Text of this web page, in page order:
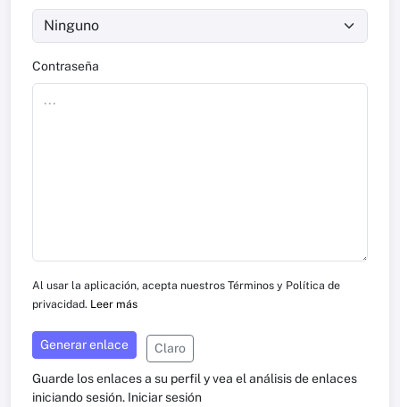
Contraseña
Al usar la aplicación, acepta nuestros Términos y Política de
privacidad. Leer más
Generar enlace Claro
Guarde los enlaces a su perfil y vea el análisis de enlaces
iniciando sesión. Iniciar sesión